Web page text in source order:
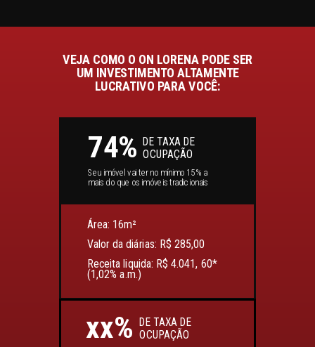
VEJA COMO O ON LORENA PODE SER
UM INVESTIMENTO ALTAMENTE
LUCRATIVO PARA VOCÊ:
74%
DE TAXA DE
OCUPAÇÃO
Seu imóvel vai ter no mínimo 15% a
mais do que os imóveis tradicionais
Área: 16m²
Valor da diárias: R$ 285,00
Receita liquida: R$ 4.041, 60*
(1,02% a.m.)
xx%
DE TAXA DE
OCUPAÇÃO